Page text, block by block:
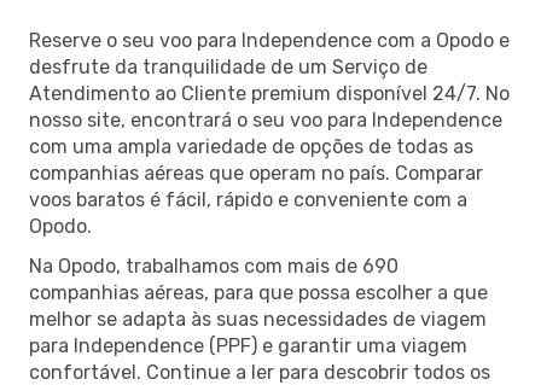
Reserve o seu voo para Independence com a Opodo e
desfrute da tranquilidade de um Serviço de
Atendimento ao Cliente premium disponível 24/7. No
nosso site, encontrará o seu voo para Independence
com uma ampla variedade de opções de todas as
companhias aéreas que operam no país. Comparar
voos baratos é fácil, rápido e conveniente com a
Opodo.
Na Opodo, trabalhamos com mais de 690
companhias aéreas, para que possa escolher a que
melhor se adapta às suas necessidades de viagem
para Independence (PPF) e garantir uma viagem
confortável. Continue a ler para descobrir todos os